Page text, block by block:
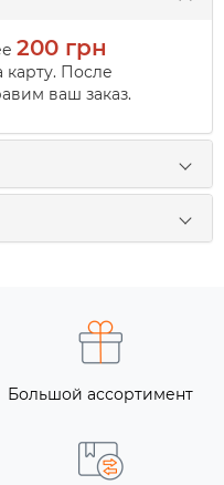
200 грн
карту. После
ваш заказ.
Большой ассортимент